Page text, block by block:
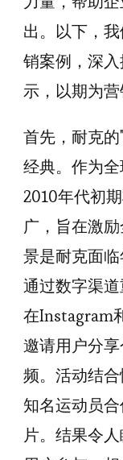
出。以下，
销案例，深
示，以期为营
首先，耐克
经典。作为
2010年代初
广，旨在激
景是耐克面
通过数字渠
在Instagram
邀请用户分
频。活动结
知名运动员
片。结果令